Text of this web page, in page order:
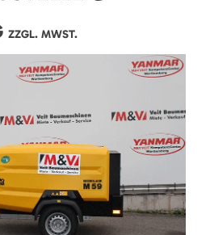
ZZGL. MWST.